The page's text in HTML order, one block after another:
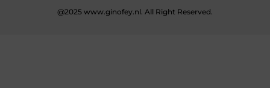
@2025 www.ginofey.nl. All Right Reserved.